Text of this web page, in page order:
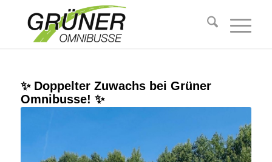
✨ Doppelter Zuwachs bei Grüner
Omnibusse! ✨